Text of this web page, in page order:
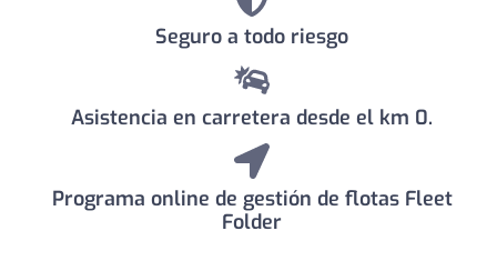
Seguro a todo riesgo
Asistencia en carretera desde el km 0.
Programa online de gestión de flotas Fleet
Folder